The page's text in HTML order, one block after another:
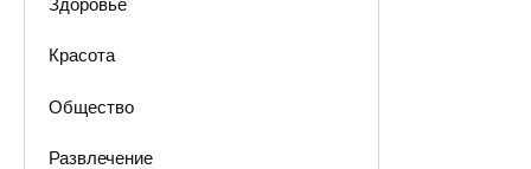
Здоровье
Красота
Общество
Развлечение